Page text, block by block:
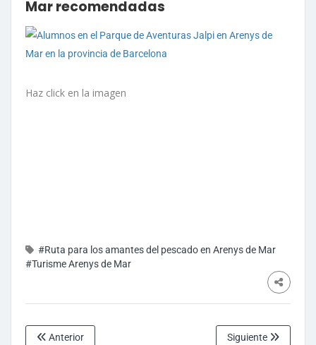
Mar recomendadas
Haz click en la imagen
#Ruta para los amantes del pescado en Arenys de Mar
#Turisme Arenys de Mar
Anterior Siguiente